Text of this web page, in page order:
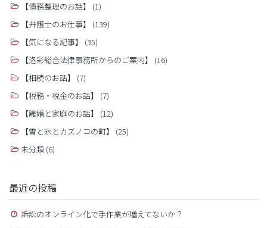
【債務整理のお話】
(1)
【弁護士のお仕事】
(139)
【気になる記事】
(35)
【洛彩総合法律事務所からのご案内】
(16)
【相続のお話】
(7)
【税務・税金のお話】
(7)
【離婚と家庭のお話】
(12)
【雪と氷とカズノコの町】
(25)
未分類 (6)
最近の投稿
訴訟のオンライン化で手作業が増えてないか？